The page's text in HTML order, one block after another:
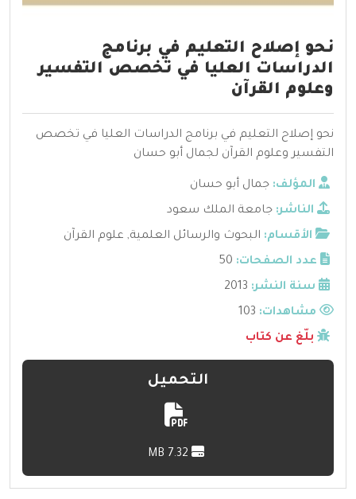
نحو إصلاح التعليم في برنامج
الدراسات العليا في تخصص التفسير
وعلوم القرآن
نحو إصلاح التعليم في برنامج الدراسات العليا في تخصص
التفسير وعلوم القرآن لجمال أبو حسان
المؤلف: جمال أبو حسان
الناشر: جامعة الملك سعود
الأقسام: البحوث والرسائل العلمية, علوم القرآن
عدد الصفحات: 50
سنة النشر: 2013
مشاهدات:
بلّغ عن كتاب
التحميل